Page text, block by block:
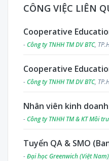
CÔNG VIỆC LIÊN
Cooperative
-Công ty TNHH TM DV BTC,
Cooperative
-Công ty TNHH TM DV BTC,
Nhân viên kinh
-Công ty TNHH TM & KT Môi
Tuyển QA & SMO
-Đại học Greenwich (Việt Nam)